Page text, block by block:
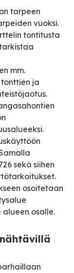
tarpeen
vuoksi.
tontitusta
mm.
ja
sekä siihen
osoitetaan
osalle.